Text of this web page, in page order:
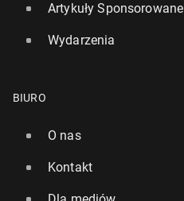
Artykuły Sponsorowane
Wydarzenia
BIURO
O nas
Kontakt